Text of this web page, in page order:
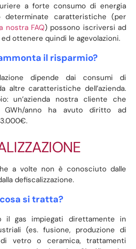
a forte consumo di energia
caratteristiche (per
nostra FAQ) possono iscriversi ad
ottenere quindi le agevolazioni.
il risparmio?
dipende dai consumi di
altre caratteristiche dell’azienda.
un’azienda nostra cliente che
anno ha avuto diritto ad
a volte non è conosciuto dalle
defiscalizzazione.
si tratta?
il gas impiegati direttamente in
(es. fusione, produzione di
di vetro o ceramica, trattamenti